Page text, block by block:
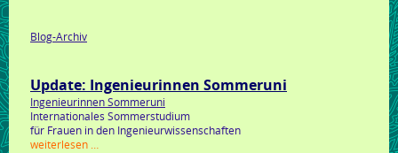
Blog-Archiv
Update: Ingenieurinnen Sommeruni
Ingenieurinnen Sommeruni
Internationales Sommerstudium
für Frauen in den Ingenieurwissenschaften
weiterlesen …